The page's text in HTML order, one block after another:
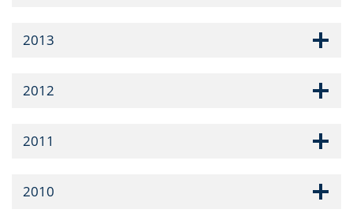
2013
2012
2011
2010